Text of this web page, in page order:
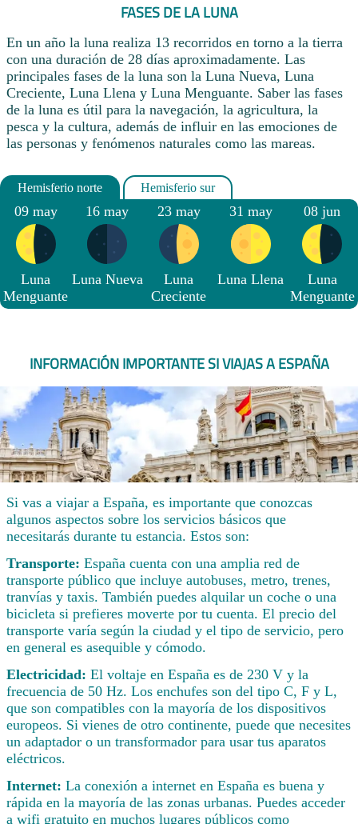
FASES DE LA LUNA
En un año la luna realiza 13 recorridos en torno a la tierra
con una duración de 28 días aproximadamente. Las
principales fases de la luna son la Luna Nueva, Luna
Creciente, Luna Llena y Luna Menguante. Saber las fases
de la luna es útil para la navegación, la agricultura, la
pesca y la cultura, además de influir en las emociones de
las personas y fenómenos naturales como las mareas.
09 may
Luna
Menguante
16 may
Luna Nueva
23 may
Luna
Creciente
31 may
Luna Llena
08 jun
Luna
Menguante
INFORMACIÓN IMPORTANTE SI VIAJAS A ESPAÑA
Si vas a viajar a España, es importante que conozcas
algunos aspectos sobre los servicios básicos que
necesitarás durante tu estancia. Estos son:
Transporte: España cuenta con una amplia red de
transporte público que incluye autobuses, metro, trenes,
tranvías y taxis. También puedes alquilar un coche o una
bicicleta si prefieres moverte por tu cuenta. El precio del
transporte varía según la ciudad y el tipo de servicio, pero
en general es asequible y cómodo.
Electricidad: El voltaje en España es de 230 V y la
frecuencia de 50 Hz. Los enchufes son del tipo C, F y L,
que son compatibles con la mayoría de los dispositivos
europeos. Si vienes de otro continente, puede que necesites
un adaptador o un transformador para usar tus aparatos
eléctricos.
Internet: La conexión a internet en España es buena y
rápida en la mayoría de las zonas urbanas. Puedes acceder
a wifi gratuito en muchos lugares públicos como